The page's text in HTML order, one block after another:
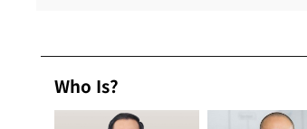
Who Is?